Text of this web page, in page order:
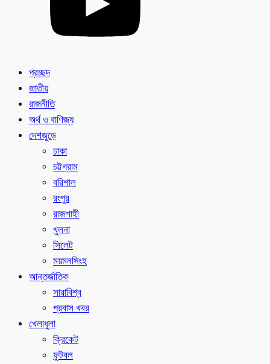
প্রচ্ছদ
জাতীয়
রাজনীতি
অর্থ ও বাণিজ্য
দেশজুড়ে
ঢাকা
চট্টগ্রাম
বরিশাল
রংপুর
রাজশাহী
খুলনা
সিলেট
ময়মনসিংহ
আন্তর্জাতিক
সারাবিশ্ব
প্রবাস খবর
খেলাধুলা
ক্রিকেট
ফুটবল